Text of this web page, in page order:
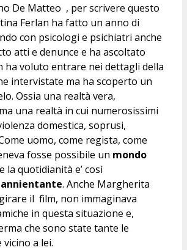
De Matteo , per scrivere questo
Ferlan ha fatto un anno di
con psicologi e psichiatri anche
atti e denunce e ha ascoltato
ha voluto entrare nei dettagli della
intervistate ma ha scoperto un
Ossia una realtà vera,
una realtà in cui numerosissimi
domestica, soprusi,
uomo, come regista, come
fosse possibile un mondo
la quotidianità e’ così
. Anche Margherita
il film, non immaginava
in questa situazione e,
che sono state tante le
a lei.